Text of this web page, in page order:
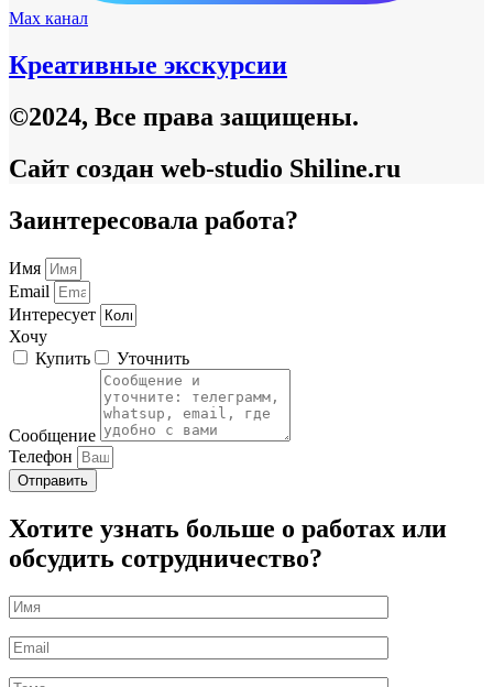
Max канал
Креативные экскурсии
©2024, Все права защищены.
Сайт создан web-studio Shiline.ru
Заинтересовала работа?
Имя
Email
Интересует
Хочу
Купить
Уточнить
Сообщение
Телефон
Отправить
Хотите узнать больше о работах или
обсудить сотрудничество?